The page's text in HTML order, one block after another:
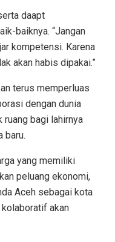
daapt
baiknya. “Jangan
kompetensi. Karena
akan habis dipakai.”
terus memperluas
dengan dunia
ruang bagi lahirnya
baru.
yang memiliki
peluang ekonomi,
Aceh sebagai kota
kolaboratif akan